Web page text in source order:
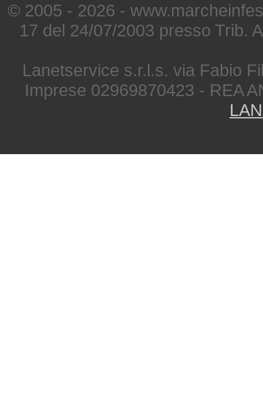
© 2005 - 2026 -
17 del 24/07/2003 presso Trib.
Lanetservice s.r.l.s. via Fabio
Imprese 02969870423 - REA